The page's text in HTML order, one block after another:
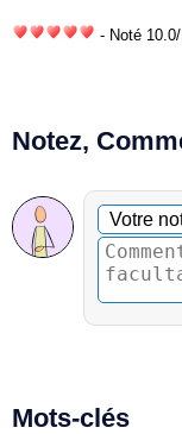
- Noté 10.0/
Notez,
Votre
Mots-clés